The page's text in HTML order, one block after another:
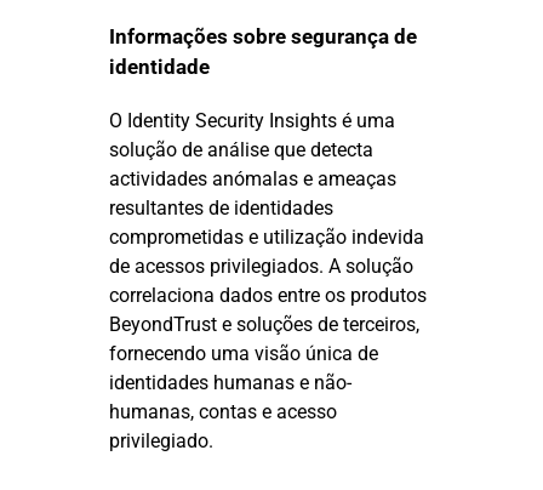
Informações sobre segurança de
identidade
O Identity Security Insights é uma
solução de análise que detecta
actividades anómalas e ameaças
resultantes de identidades
comprometidas e utilização indevida
de acessos privilegiados. A solução
correlaciona dados entre os produtos
BeyondTrust e soluções de terceiros,
fornecendo uma visão única de
identidades humanas e não-
humanas, contas e acesso
privilegiado.